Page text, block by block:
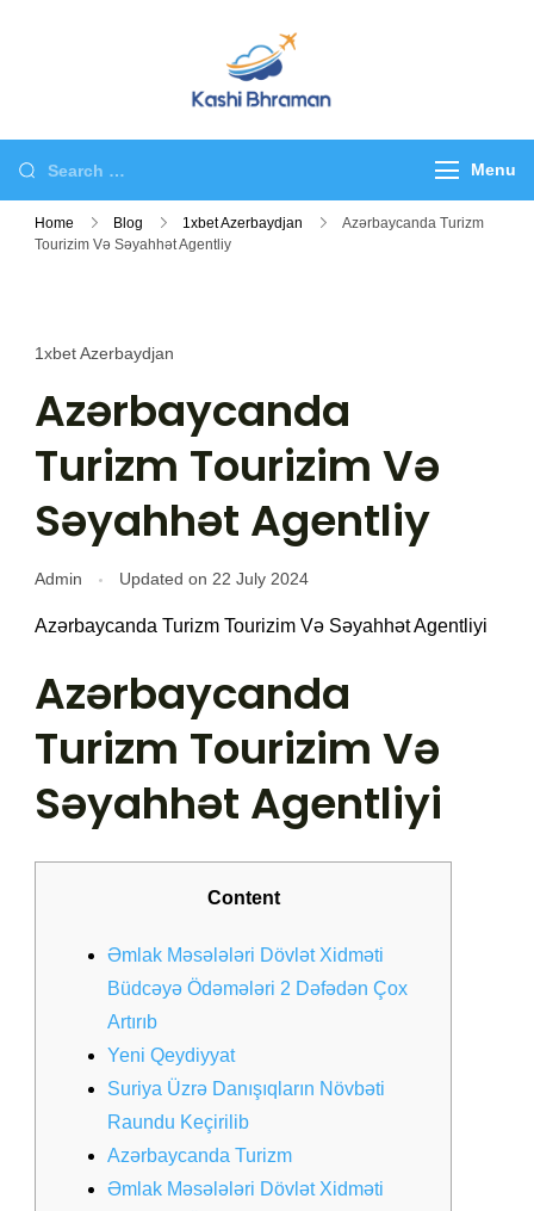
Search
for:
Menu
Home Blog 1xbet Azerbaydjan
Azərbaycanda Turizm
Tourizim Və Səyahhət Agentliy
1xbet Azerbaydjan
Azərbaycanda
Turizm Tourizim Və
Səyahhət Agentliy
Admin Updated on 22 July 2024
Azərbaycanda Turizm Tourizim Və Səyahhət Agentliyi
Azərbaycanda
Turizm Tourizim Və
Səyahhət Agentliyi
Content
Əmlak Məsələləri Dövlət Xidməti
Büdcəyə Ödəmələri 2 Dəfədən Çox
Artırıb
Yeni Qeydiyyat
Suriya Üzrə Danışıqların Növbəti
Raundu Keçirilib
Azərbaycanda Turizm
Əmlak Məsələləri Dövlət Xidməti